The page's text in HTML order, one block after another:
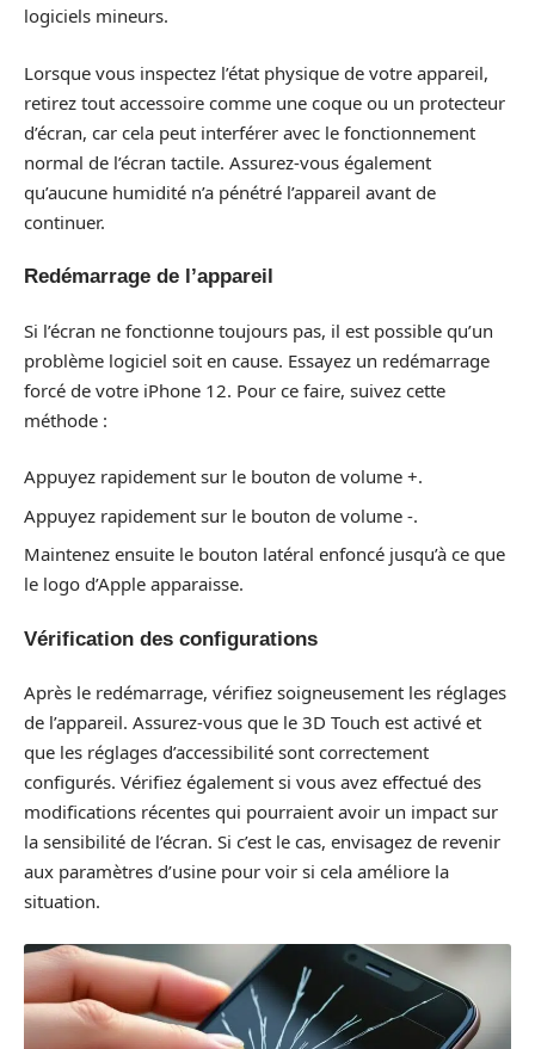
logiciels mineurs.
Lorsque vous inspectez l’état physique de votre appareil,
retirez tout accessoire comme une coque ou un protecteur
d’écran, car cela peut interférer avec le fonctionnement
normal de l’écran tactile. Assurez-vous également
qu’aucune humidité n’a pénétré l’appareil avant de
continuer.
Redémarrage de l’appareil
Si l’écran ne fonctionne toujours pas, il est possible qu’un
problème logiciel soit en cause. Essayez un redémarrage
forcé de votre iPhone 12. Pour ce faire, suivez cette
méthode :
Appuyez rapidement sur le bouton de volume +.
Appuyez rapidement sur le bouton de volume -.
Maintenez ensuite le bouton latéral enfoncé jusqu’à ce que
le logo d’Apple apparaisse.
Vérification des configurations
Après le redémarrage, vérifiez soigneusement les réglages
de l’appareil. Assurez-vous que le 3D Touch est activé et
que les réglages d’accessibilité sont correctement
configurés. Vérifiez également si vous avez effectué des
modifications récentes qui pourraient avoir un impact sur
la sensibilité de l’écran. Si c’est le cas, envisagez de revenir
aux paramètres d’usine pour voir si cela améliore la
situation.